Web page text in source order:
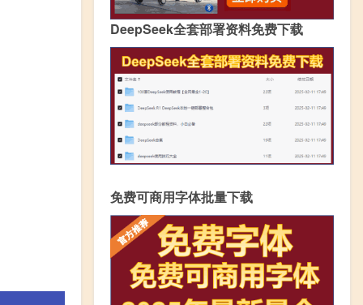
DeepSeek全套部署资料免费下载
免费可商用字体批量下载